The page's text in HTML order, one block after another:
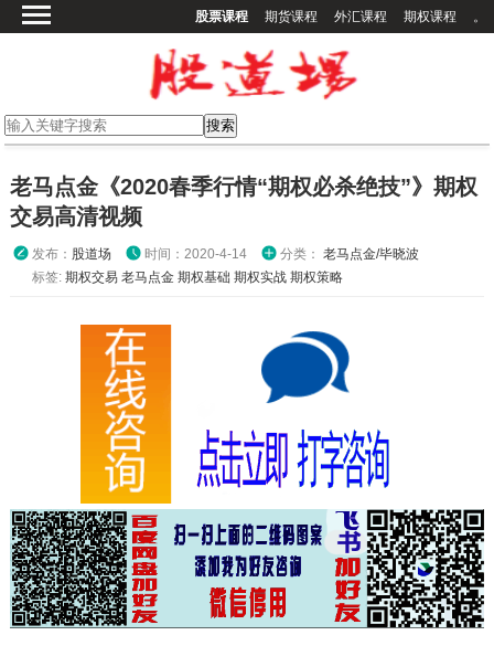
股票课程 期货课程 外汇课程 期权课程 。
期货课程
外汇课程
其他课程
老马点金《2020春季行情“期权必杀绝技”》期权
交易高清视频
发布： 股道场 时间：2020-4-14 分类： 老马点金/毕晓波
标签: 期权交易 老马点金 期权基础 期权实战 期权策略